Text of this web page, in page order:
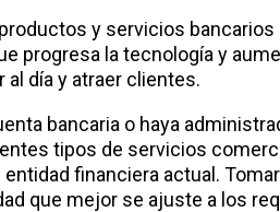
y servicios bancarios
progresa la tecnología y
día y atraer clientes.
bancaria o haya
tipos de servicios
financiera actual.
que mejor se ajuste a los